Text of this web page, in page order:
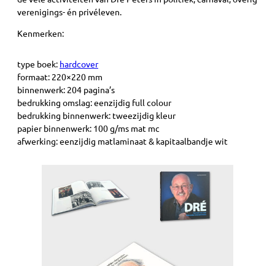
verenigings- én privéleven.
Kenmerken:
type boek: hardcover
formaat: 220×220 mm
binnenwerk: 204 pagina’s
bedrukking omslag: eenzijdig full colour
bedrukking binnenwerk: tweezijdig kleur
papier binnenwerk: 100 g/ms mat mc
afwerking: eenzijdig matlaminaat & kapitaalbandje wit